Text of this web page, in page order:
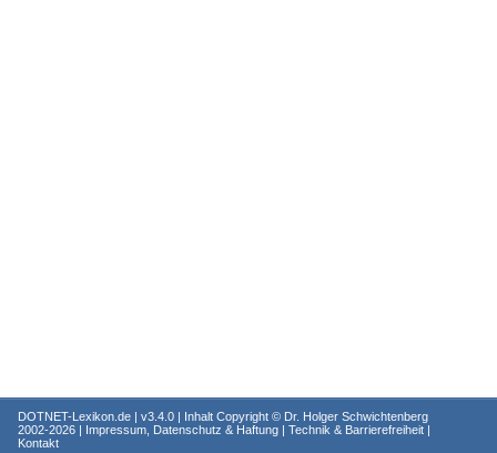
DOTNET-Lexikon.de | v3.4.0 | Inhalt Copyright © Dr. Holger Schwichtenberg
2002-2026 | Impressum, Datenschutz & Haftung | Technik & Barrierefreiheit |
Kontakt